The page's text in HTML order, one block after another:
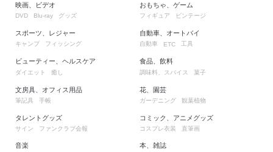
映画、ビデオ
DVD Blu-ray グッズ
スポーツ、レジャー
キャンプ フィッシング
ビューティー、ヘルスケア
ダイエット 癒し
文房具、オフィス用品
筆記具 手帳
タレントグッズ
サイン ファンクラブ会報
おもちゃ、ゲーム
フィギュア ビンテージ
自動車、オートバイ
自動車 ETC 工具
食品、飲料
調味料、スパイス 菓子
花、園芸
ガーデニング 観葉植物
コミック、アニメグッズ
コスプレ衣装 直筆画
音楽 本、雑誌